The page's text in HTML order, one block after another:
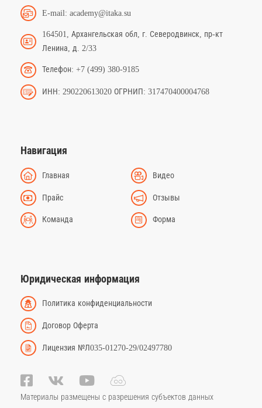
E-mail: academy@itaka.su
164501, Архангельская обл, г. Северодвинск, пр-кт
Ленина, д. 2/33
Телефон: +7 (499) 380-9185
ИНН: 290220613020 ОГРНИП: 317470400004768
Навигация
Главная Видео
Прайс Отзывы
Команда Форма
Юридическая информация
Политика конфиденциальности
Договор Оферта
Лицензия №Л035-01270-29/02497780
Материалы размещены с разрешения субъектов данных